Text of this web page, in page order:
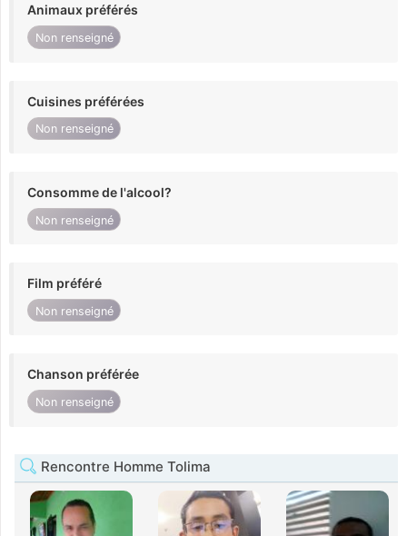
Animaux préférés
Non renseigné
Cuisines préférées
Non renseigné
Consomme de l'alcool?
Non renseigné
Film préféré
Non renseigné
Chanson préférée
Non renseigné
Rencontre Homme Tolima